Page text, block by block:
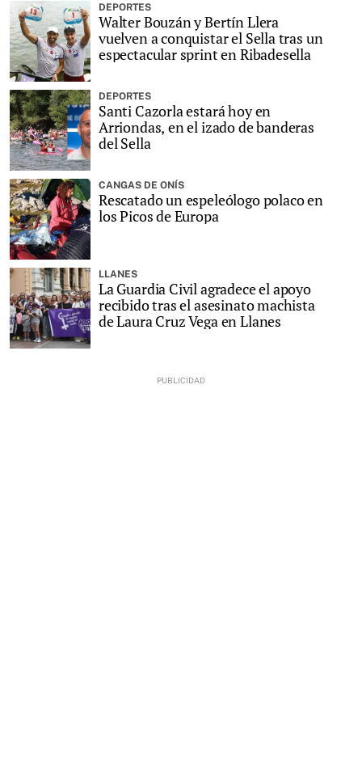
DEPORTES
Walter Bouzán y Bertín Llera
vuelven a conquistar el Sella tras un
espectacular sprint en Ribadesella
DEPORTES
Santi Cazorla estará hoy en
Arriondas, en el izado de banderas
del Sella
CANGAS DE ONÍS
Rescatado un espeleólogo polaco en
los Picos de Europa
LLANES
La Guardia Civil agradece el apoyo
recibido tras el asesinato machista
de Laura Cruz Vega en Llanes